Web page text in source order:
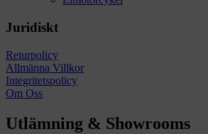
Juridiskt
Returpolicy
Allmänna Villkor
Integritetspolicy
Om Oss
Utlämning & Showrooms